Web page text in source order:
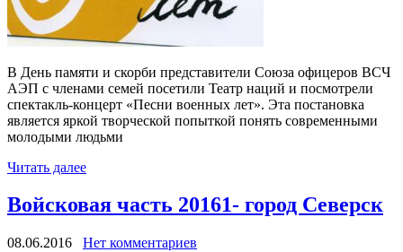
В День памяти и скорби представители Союза офицеров ВСЧ
АЭП с членами семей посетили Театр наций и посмотрели
спектакль-концерт «Песни военных лет». Эта постановка
является яркой творческой попыткой понять современными
молодыми людьми
Читать далее
Войсковая часть 20161- город Северск
08.06.2016 Нет комментариев